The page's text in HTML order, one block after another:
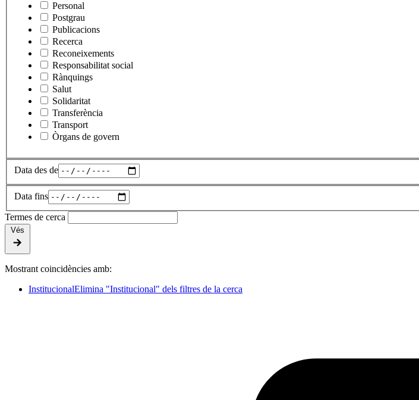
Personal
Postgrau
Publicacions
Recerca
Reconeixements
Responsabilitat social
Rànquings
Salut
Solidaritat
Transferència
Transport
Òrgans de govern
Data des de
Data fins
Termes de cerca
Vés
Mostrant coincidències amb:
InstitucionalElimina "Institucional" dels filtres de la cerca